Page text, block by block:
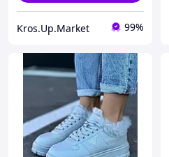
Kros.Up.Market 99%